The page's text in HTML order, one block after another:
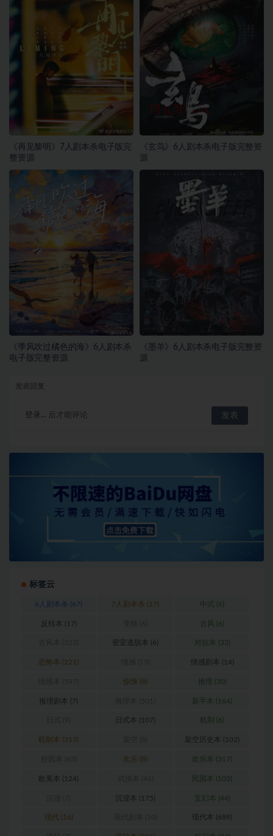
《再见黎明》7人剧本杀电子版完
整资源
《玄鸟》6人剧本杀电子版完整资
源
《季风吹过橘色的海》6人剧本杀
电子版完整资源
《墨羊》6人剧本杀电子版完整资
源
登录... 后才能评论
标签云
6人剧本杀 (67) 7人剧本杀 (17) 中式 (6)
反转本 (17) 古风 (6)
密室逃脱本 (6) 对抗本 (33)
恐怖本 (221) 情感剧本 (14)
惊悚 (8) 推理 (30)
推理剧本 (7) 新手本 (164)
日式本 (107) 机制 (6)
机制本 (313) 架空历史本 (102)
欢乐 (8) 欢乐本 (317)
欧美本 (124) 民国本 (103)
沉浸本 (175) 玄幻本 (44)
现代 (16) 现代本 (689)